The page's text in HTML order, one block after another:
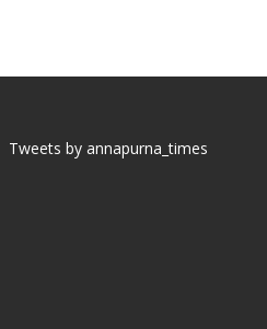
Tweets by annapurna_times